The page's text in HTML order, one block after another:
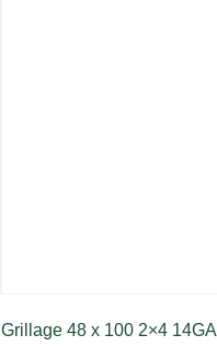
Grillage 48 x 100 2×4 14GA